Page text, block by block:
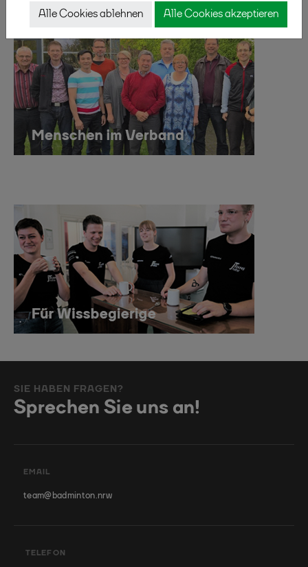
SIE HABEN FRAGEN?
Sprechen Sie uns an!
EMAIL
team@badminton.nrw
TELEFON
Alle Cookies ablehnen Alle Cookies akzeptieren